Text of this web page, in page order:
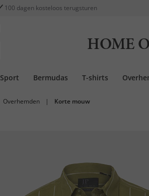
100 dagen kosteloos terugsturen
HOME
Sport Bermudas T-shirts
Overhemden | Korte mouw